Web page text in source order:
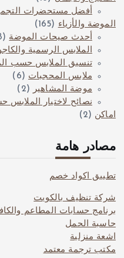
أفضل مستحضرات
الموضة والأزياء(165)
أحدث صيحات الموضة(8)
الملابس الرسمية
تنسيق الملابس حسب
ملابس المحجبات(6)
موضة المشاهير(2)
نصائح لاختيار
اماكن(2)
مصادر هامة
تطبيق اكواد خصم
شركة تنظيف بالكويت
برنامج حسابات المطاعم
حاسبة الحمل
اشعة منزلية
مكتب ترجمة معتمد